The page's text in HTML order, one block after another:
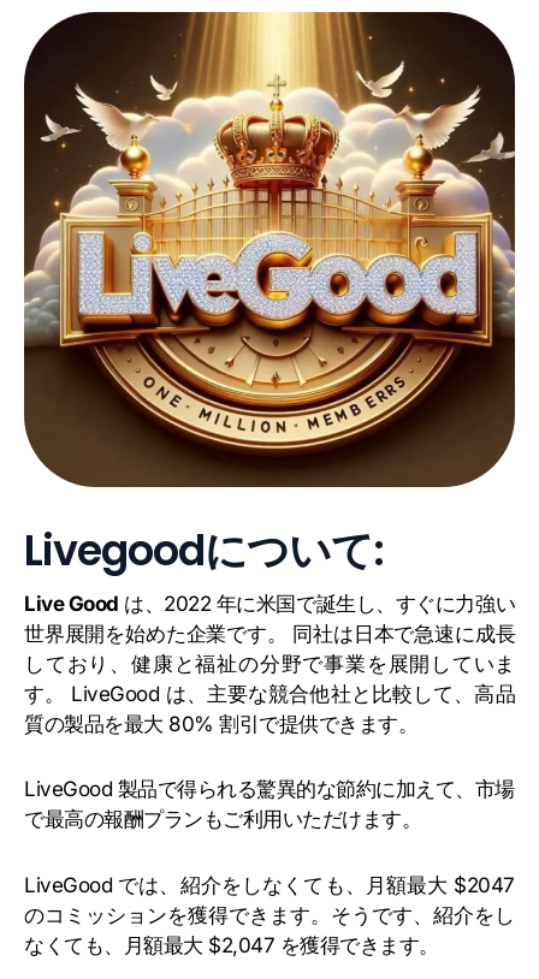
Livegoodについて:
Live Good は、2022 年に米国で誕生し、すぐに力強い
世界展開を始めた企業です。 同社は日本で急速に成長
しており、健康と福祉の分野で事業を展開していま
す。 LiveGood は、主要な競合他社と比較して、高品
質の製品を最大 80% 割引で提供できます。
LiveGood 製品で得られる驚異的な節約に加えて、市場
で最高の報酬プランもご利用いただけます。
LiveGood では、紹介をしなくても、月額最大 $2047
のコミッションを獲得できます。そうです、紹介をし
なくても、月額最大 $2,047 を獲得できます。